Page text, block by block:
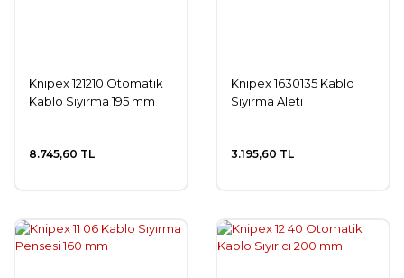
Knipex 121210 Otomatik
Kablo Sıyırma 195 mm
8.745,60 TL
Knipex 1630135 Kablo
Sıyırma Aleti
3.195,60 TL